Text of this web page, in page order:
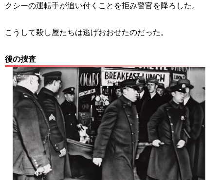
クシーの運転手が追い付くことを拒み警官を降ろした。
こうして殺し屋たちは逃げおおせたのだった。
後の捜査